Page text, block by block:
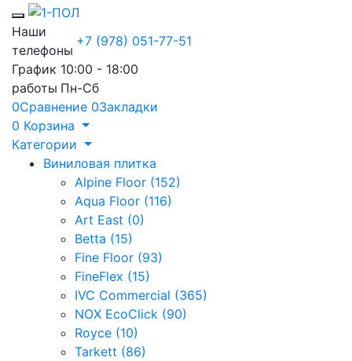
Toggle mobile menu
Наши
телефоны
+7 (978) 051-77-51
График
работы
10:00 - 18:00
Пн-Сб
0Сравнение 0Закладки
0 Корзина
Категории
Виниловая плитка
Alpine Floor (152)
Aqua Floor (116)
Art East (0)
Betta (15)
Fine Floor (93)
FineFlex (15)
IVC Commercial (365)
NOX EcoClick (90)
Royce (10)
Tarkett (86)